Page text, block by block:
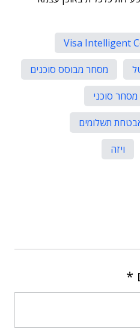
Visa Intelligent
מסחר מבוסס סוכנים
מסחר סוכני
תשלומים
ויזה
*